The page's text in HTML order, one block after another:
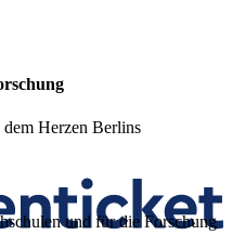
Herzen Berlins
und für die Forschung